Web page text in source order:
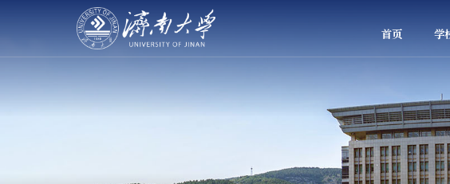
首页 学